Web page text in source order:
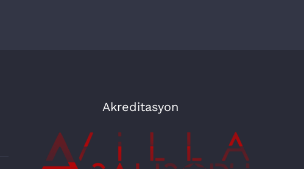
Akreditasyon